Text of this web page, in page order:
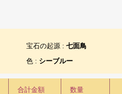
宝石の起源 : 七面鳥
色 : シーブルー
合計金額 数量